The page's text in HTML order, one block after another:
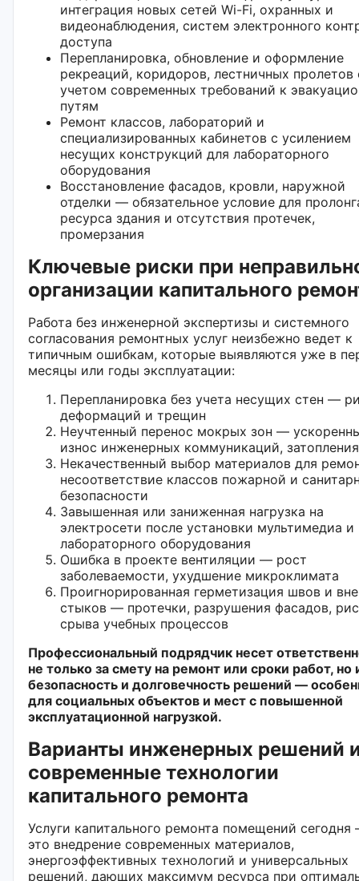
интеграция новых сетей Wi-Fi, охранных и
видеонаблюдения, систем электронного
доступа
Перепланировка, обновление и оформление
рекреаций, коридоров, лестничных пролетов
учетом современных требований к
путям
Ремонт классов, лабораторий и
специализированных кабинетов с усилением
несущих конструкций для лабораторного
оборудования
Восстановление фасадов, кровли, наружной
отделки — обязательное условие для
ресурса здания и отсутствия протечек,
промерзания
Ключевые риски при
организации капитального
Работа без инженерной экспертизы и системного
согласования ремонтных услуг неизбежно ведет к
типичным ошибкам, которые выявляются уже в
месяцы или годы эксплуатации:
Перепланировка без учета несущих стен —
деформаций и трещин
Неучтенный перенос мокрых зон —
износ инженерных коммуникаций, затопления
Некачественный выбор материалов для
несоответствие классов пожарной и
безопасности
Завышенная или заниженная нагрузка на
электросети после установки мультимедиа и
лабораторного оборудования
Ошибка в проекте вентиляции — рост
заболеваемости, ухудшение микроклимата
Проигнорированная герметизация швов и
стыков — протечки, разрушения фасадов,
срыва учебных процессов
Профессиональный подрядчик несет
не только за смету на ремонт или сроки работ, но
безопасность и долговечность решений —
для социальных объектов и мест с повышенной
эксплуатационной нагрузкой.
Варианты инженерных решений
современные технологии
капитального ремонта
Услуги капитального ремонта помещений
это внедрение современных материалов,
энергоэффективных технологий и универсальных
решений, дающих максимум ресурса при